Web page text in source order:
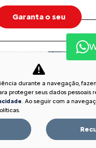
Garanta o seu
durante a navegação,
proteger seus dados pessoais
. Ao seguir com a